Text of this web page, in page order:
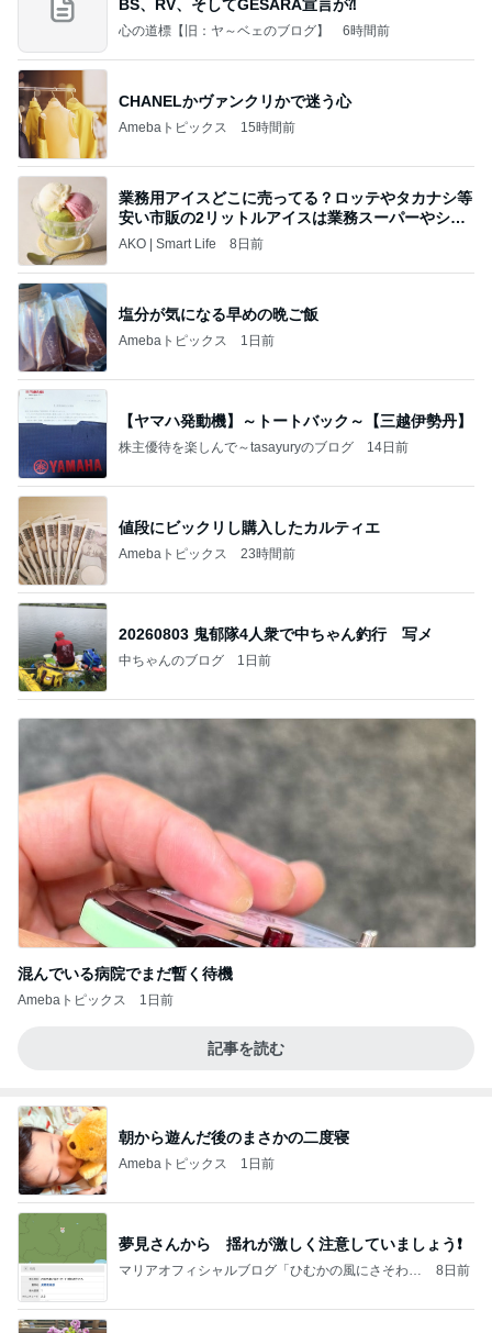
BS、RV、そしてGESARA宣言が⁈
心の道標【旧：ヤ～ベェのブログ】 6時間前
CHANELかヴァンクリかで迷う心
Amebaトピックス 15時間前
業務用アイスどこに売ってる？ロッテやタカナシ等
安い市販の2リットルアイスは業務スーパーやシャ
トレ
AKO | Smart Life 8日前
塩分が気になる早めの晩ご飯
Amebaトピックス 1日前
【ヤマハ発動機】～トートバック～【三越伊勢丹】
株主優待を楽しんで～tasayuryのブログ 14日前
値段にビックリし購入したカルティエ
Amebaトピックス 23時間前
20260803 鬼郁隊4人衆で中ちゃん釣行 写メ
中ちゃんのブログ 1日前
混んでいる病院でまだ暫く待機
Amebaトピックス 1日前
記事を読む
朝から遊んだ後のまさかの二度寝
Amebaトピックス 1日前
夢見さんから 揺れが激しく注意していましょう❗️
マリアオフィシャルブログ「ひむかの風にさそわれ
8日前